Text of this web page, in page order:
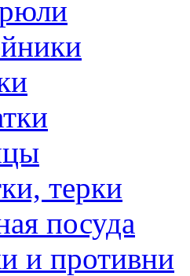
терки
посуда
и противни